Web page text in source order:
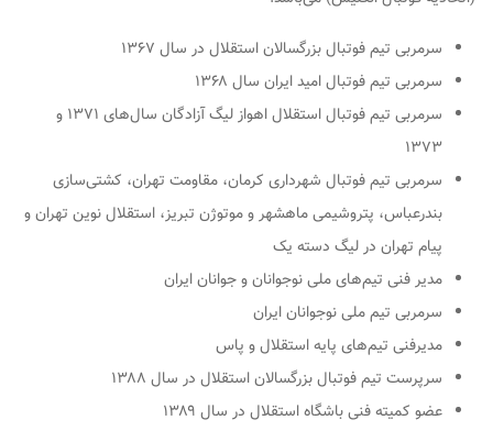
سرمربی تیم فوتبال بزرگسالان استقلال در سال ۱۳۶۷
سرمربی تیم فوتبال امید ایران سال ۱۳۶۸
سرمربی تیم فوتبال استقلال اهواز لیگ آزادگان سال‌های ۱۳۷۱ و
۱۳۷۳
سرمربی تیم فوتبال شهرداری کرمان، مقاومت تهران، کشتی‌سازی
بندرعباس، پتروشیمی ماهشهر و موتوژن تبریز، استقلال نوین تهران و
پیام تهران در لیگ دسته یک
مدیر فنی تیم‌های ملی نوجوانان و جوانان ایران
سرمربی تیم ملی نوجوانان ایران
مدیرفنی تیم‌های پایه استقلال و پاس
سرپرست تیم فوتبال بزرگسالان استقلال در سال ۱۳۸۸
عضو کمیته فنی باشگاه استقلال در سال ۱۳۸۹